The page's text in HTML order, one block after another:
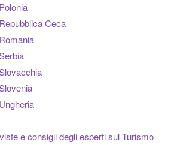
Ceca
e consigli degli esperti sul Turismo